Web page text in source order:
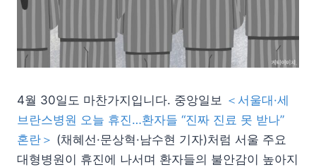
4월 30일도 마찬가지입니다. 중앙일보 ＜서울대·세
브란스병원 오늘 휴진…환자들 “진짜 진료 못 받나”
혼란＞ (채혜선·문상혁·남수현 기자)처럼 서울 주요
대형병원이 휴진에 나서며 환자들의 불안감이 높아지